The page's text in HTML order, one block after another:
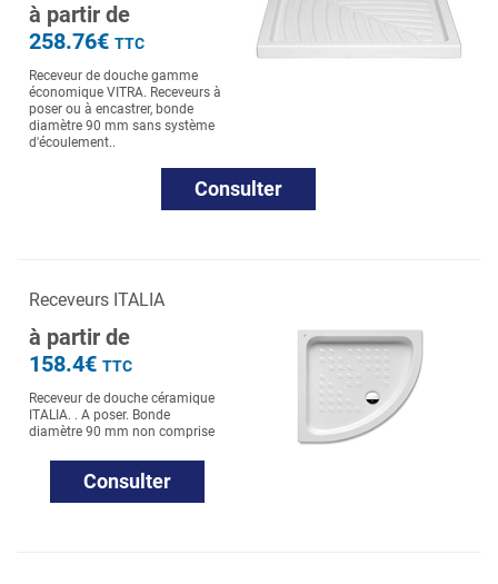
à partir de
258.76€ TTC
Receveur de douche gamme
économique VITRA. Receveurs à
poser ou à encastrer, bonde
diamètre 90 mm sans système
d'écoulement..
Consulter
Receveurs ITALIA
à partir de
158.4€ TTC
Receveur de douche céramique
ITALIA. . A poser. Bonde
diamètre 90 mm non comprise
Consulter